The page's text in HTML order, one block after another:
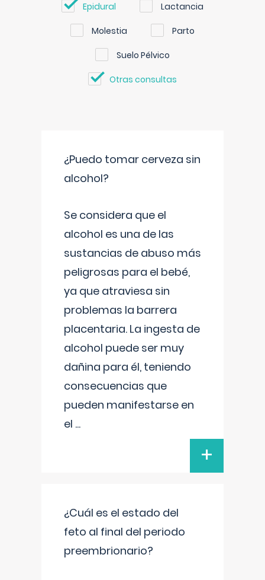
Epidural Lactancia
Molestia Parto
Suelo Pélvico
Otras consultas
¿Puedo tomar cerveza sin
alcohol?
Se considera que el
alcohol es una de las
sustancias de abuso más
peligrosas para el bebé,
ya que atraviesa sin
problemas la barrera
placentaria. La ingesta de
alcohol puede ser muy
dañina para él, teniendo
consecuencias que
pueden manifestarse en
el ...
+
¿Cuál es el estado del
feto al final del periodo
preembrionario?